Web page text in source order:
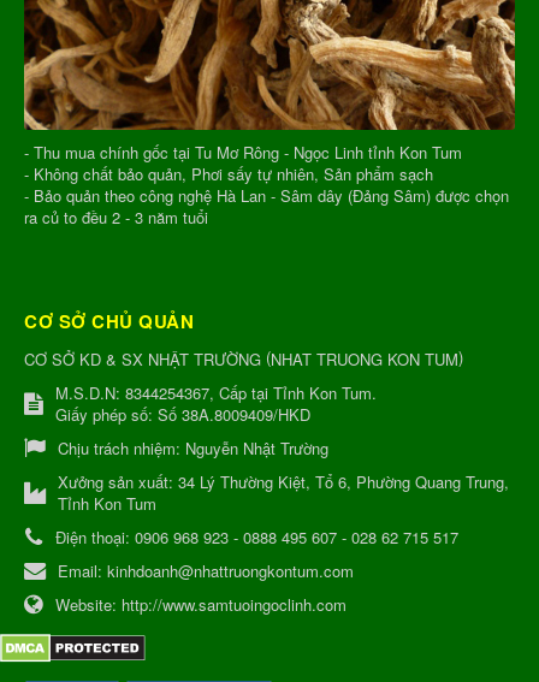
- Thu mua chính gốc tại Tu Mơ Rông - Ngọc Linh tỉnh Kon Tum
- Không chất bảo quản, Phơi sấy tự nhiên, Sản phẩm sạch
- Bảo quản theo công nghệ Hà Lan - Sâm dây (Đảng Sâm) được chọn
ra củ to đều 2 - 3 năm tuổi
CƠ SỞ CHỦ QUẢN
CƠ SỞ KD & SX NHẬT TRƯỜNG (NHAT TRUONG KON TUM)
M.S.D.N: 8344254367, Cấp tại Tỉnh Kon Tum.
Giấy phép số: Số 38A.8009409/HKD
Chịu trách nhiệm: Nguyễn Nhật Trường
Xưởng sản xuất: 34 Lý Thường Kiệt, Tổ 6, Phường Quang Trung,
Tỉnh Kon Tum
Điện thoại: 0906 968 923 - 0888 495 607 - 028 62 715 517
Email: kinhdoanh@nhattruongkontum.com
Website: http://www.samtuoingoclinh.com